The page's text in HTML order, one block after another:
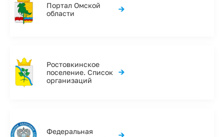
Портал Омской
области
→
Ростовкинское
поселение. Список
организаций
→
Федеральная